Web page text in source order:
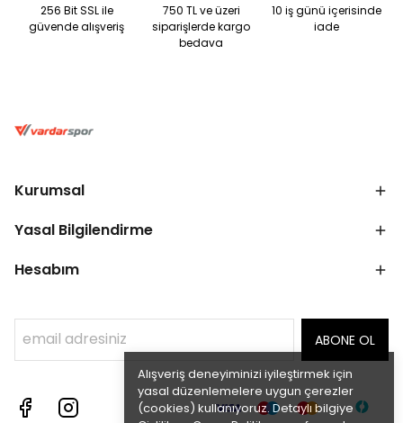
Alışveriş deneyiminizi iyileştirmek için
yasal düzenlemelere uygun çerezler
(cookies) kullanıyoruz. Detaylı bilgiye
256 Bit SSL ile
güvende alışveriş
750 TL ve üzeri
siparişlerde kargo
bedava
10 iş günü içerisinde
iade
Kurumsal
Yasal Bilgilendirme
Hesabım
ABONE OL